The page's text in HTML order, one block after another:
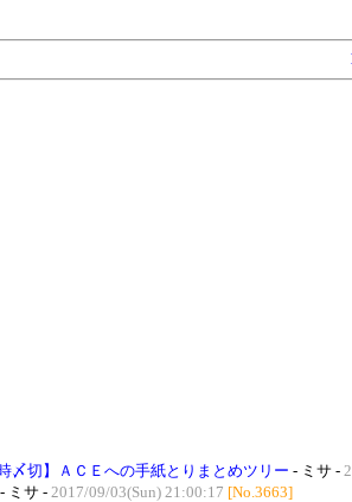
〆切】ＡＣＥへの手紙とりまとめツリー - ミサ -
- ミサ - 2017/09/03(Sun) 21:00:17 [No.3663]